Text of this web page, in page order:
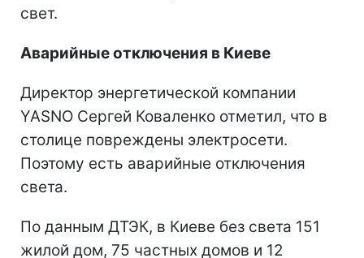
свет.
Аварийные отключения в Киеве
Директор энергетической компании
YASNO Сергей Коваленко отметил, что в
столице повреждены электросети.
Поэтому есть аварийные отключения
света.
По данным ДТЭК, в Киеве без света 151
жилой дом, 75 частных домов и 12